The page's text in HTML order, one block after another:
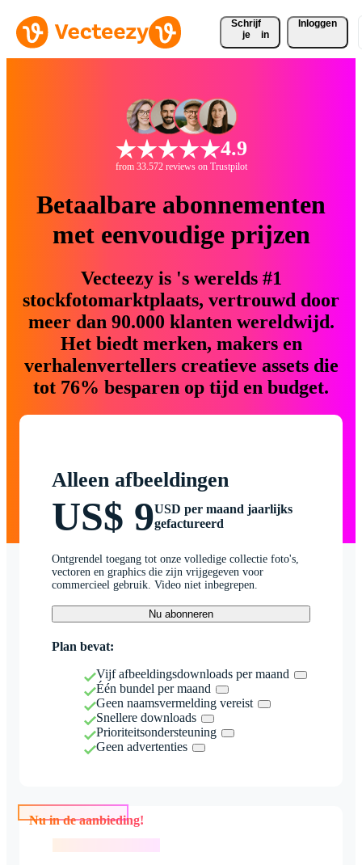
Schrijf
je
in
Inloggen
4.9
from 33.572 reviews on Trustpilot
Betaalbare abonnementen
met eenvoudige prijzen
Vecteezy is 's werelds #1
stockfotomarktplaats, vertrouwd door
meer dan 90.000 klanten wereldwijd.
Het biedt merken, makers en
verhalenvertellers creatieve assets die
tot 76% besparen op tijd en budget.
Alleen afbeeldingen
US$ 9USD per maand jaarlijks
gefactureerd
Ontgrendel toegang tot onze volledige collectie foto's,
vectoren en graphics die zijn vrijgegeven voor
commercieel gebruik. Video niet inbegrepen.
Nu abonneren
Plan bevat:
Vijf afbeeldingsdownloads per maand
Één bundel per maand
Geen naamsvermelding vereist
Snellere downloads
Prioriteitsondersteuning
Geen advertenties
Nu in de aanbieding!